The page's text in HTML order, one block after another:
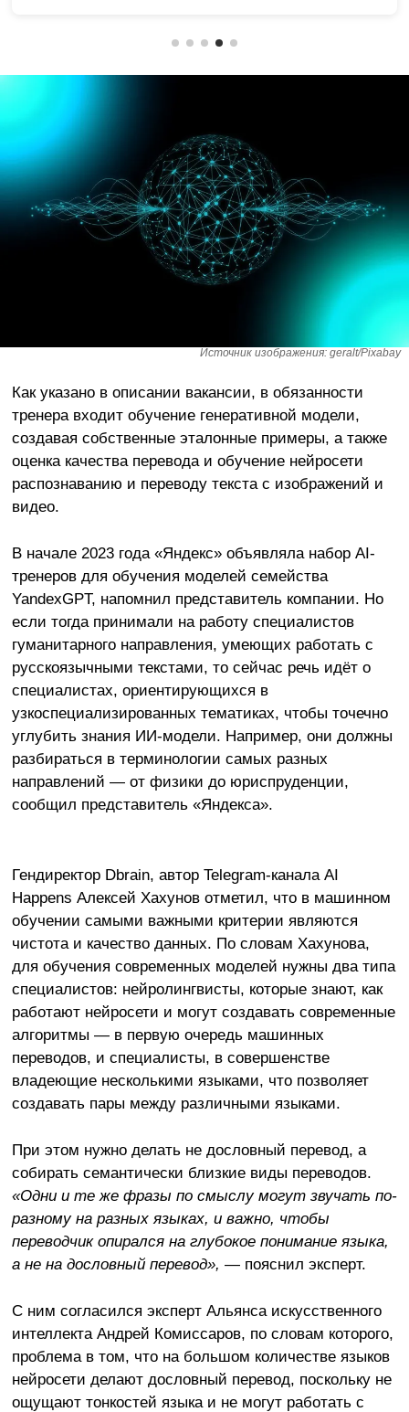
Источник изображения: geralt/Pixabay
Как указано в описании вакансии, в обязанности
тренера входит обучение генеративной модели,
создавая собственные эталонные примеры, а также
оценка качества перевода и обучение нейросети
распознаванию и переводу текста с изображений и
видео.
В начале 2023 года «Яндекс» объявляла набор AI-
тренеров для обучения моделей семейства
YandexGPT, напомнил представитель компании. Но
если тогда принимали на работу специалистов
гуманитарного направления, умеющих работать с
русскоязычными текстами, то сейчас речь идёт о
специалистах, ориентирующихся в
узкоспециализированных тематиках, чтобы точечно
углубить знания ИИ-модели. Например, они должны
разбираться в терминологии самых разных
направлений — от физики до юриспруденции,
сообщил представитель «Яндекса».
Гендиректор Dbrain, автор Telegram-канала AI
Happens Алексей Хахунов отметил, что в машинном
обучении самыми важными критерии являются
чистота и качество данных. По словам Хахунова,
для обучения современных моделей нужны два типа
специалистов: нейролингвисты, которые знают, как
работают нейросети и могут создавать современные
алгоритмы — в первую очередь машинных
переводов, и специалисты, в совершенстве
владеющие несколькими языками, что позволяет
создавать пары между различными языками.
При этом нужно делать не дословный перевод, а
собирать семантически близкие виды переводов.
«Одни и те же фразы по смыслу могут звучать по-
разному на разных языках, и важно, чтобы
переводчик опирался на глубокое понимание языка,
а не на дословный перевод», — пояснил эксперт.
С ним согласился эксперт Альянса искусственного
интеллекта Андрей Комиссаров, по словам которого,
проблема в том, что на большом количестве языков
нейросети делают дословный перевод, поскольку не
ощущают тонкостей языка и не могут работать с